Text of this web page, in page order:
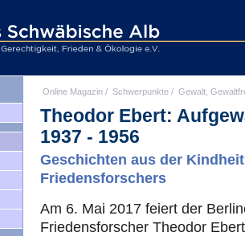
Online Magazin / Schwerpunkte / Gewalt,
Theodor Ebert:
1937 - 1956
Geschichten aus der
Friedensforschers
Am 6. Mai 2017 feiert der
Friedensforscher Theodor